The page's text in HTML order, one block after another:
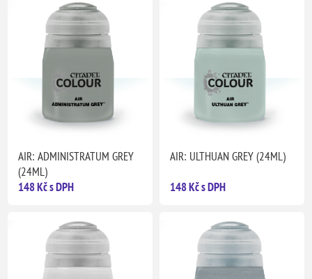
AIR: ADMINISTRATUM GREY
(24ML)
148 Kč s DPH
AIR: ULTHUAN GREY (24ML)
148 Kč s DPH